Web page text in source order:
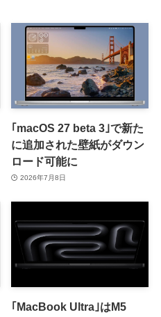
｢macOS 27 beta 3｣で新た
に追加された壁紙がダウン
ロード可能に
2026年7月8日
｢MacBook Ultra｣はM5